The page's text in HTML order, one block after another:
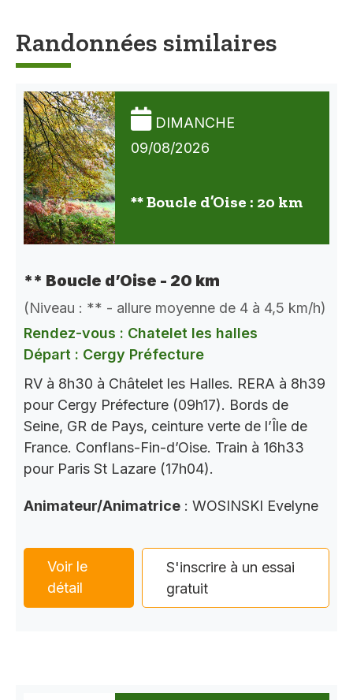
Randonnées similaires
DIMANCHE
09/08/2026
** Boucle d’Oise : 20 km
** Boucle d’Oise - 20 km
(Niveau : ** - allure moyenne de 4 à 4,5 km/h)
Rendez-vous : Chatelet les halles
Départ : Cergy Préfecture
RV à 8h30 à Châtelet les Halles. RERA à 8h39
pour Cergy Préfecture (09h17). Bords de
Seine, GR de Pays, ceinture verte de l’Île de
France. Conflans-Fin-d’Oise. Train à 16h33
pour Paris St Lazare (17h04).
Animateur/Animatrice : WOSINSKI Evelyne
Voir le
détail
S'inscrire à un essai
gratuit